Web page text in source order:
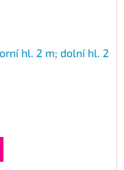
hl. 2 m; dolní hl. 2